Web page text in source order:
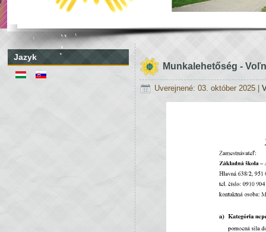
Jazyk
Munkalehetőség -
Uverejnené: 03. október 2025